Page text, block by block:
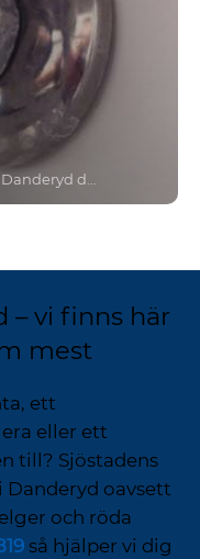
Sjöstadens VVS erbjuder VVS-jour i Danderyd dygnet runt, alla dagar i veckan – för akuta vattenläckor, värmehaverier, rörskador och trycksättningsproblem. Ring 08-28 38 29 direkt så hjälper vi dig.
– vi finns här
mest
ett
eller ett
till? Sjöstadens
oavsett
och röda
så hjälper vi dig